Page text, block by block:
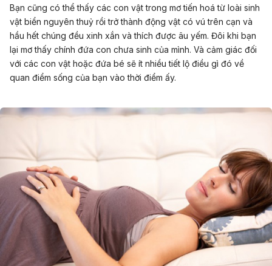
Bạn cũng có thể thấy các con vật trong mơ tiến hoá từ loài sinh
vật biển nguyên thuỷ rồi trở thành động vật có vú trên cạn và
hầu hết chúng đều xinh xắn và thích được âu yếm. Đôi khi bạn
lại mơ thấy chính đứa con chưa sinh của mình. Và cảm giác đối
với các con vật hoặc đứa bé sẽ ít nhiều tiết lộ điều gì đó về
quan điểm sống của bạn vào thời điểm ấy.